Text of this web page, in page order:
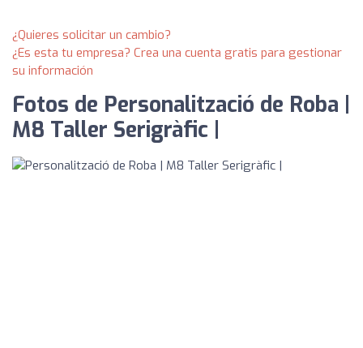
¿Quieres solicitar un cambio?
¿Es esta tu empresa? Crea una cuenta gratis para gestionar
su información
Fotos de Personalització de Roba |
M8 Taller Serigràfic |